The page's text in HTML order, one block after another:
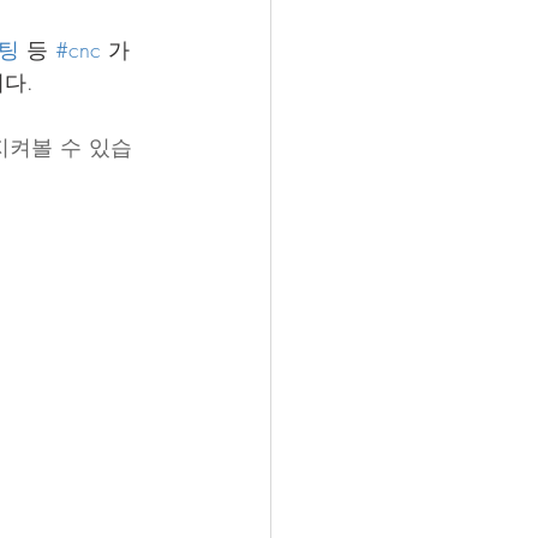
등 #cnc 가
.
켜볼 수 있습